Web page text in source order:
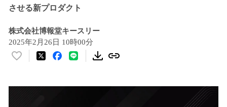
させる新プロダクト
株式会社博報堂キースリー
2025年2月26日 10時00分
い